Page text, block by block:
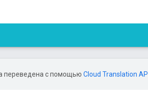
переведена с помощью Cloud Translation API